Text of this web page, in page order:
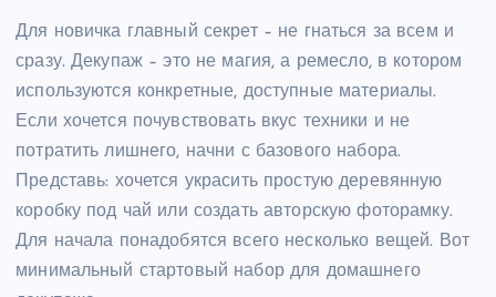
Для новичка главный секрет – не гнаться за всем и
сразу. Декупаж – это не магия, а ремесло, в котором
используются конкретные, доступные материалы.
Если хочется почувствовать вкус техники и не
потратить лишнего, начни с базового набора.
Представь: хочется украсить простую деревянную
коробку под чай или создать авторскую фоторамку.
Для начала понадобятся всего несколько вещей. Вот
минимальный стартовый набор для домашнего